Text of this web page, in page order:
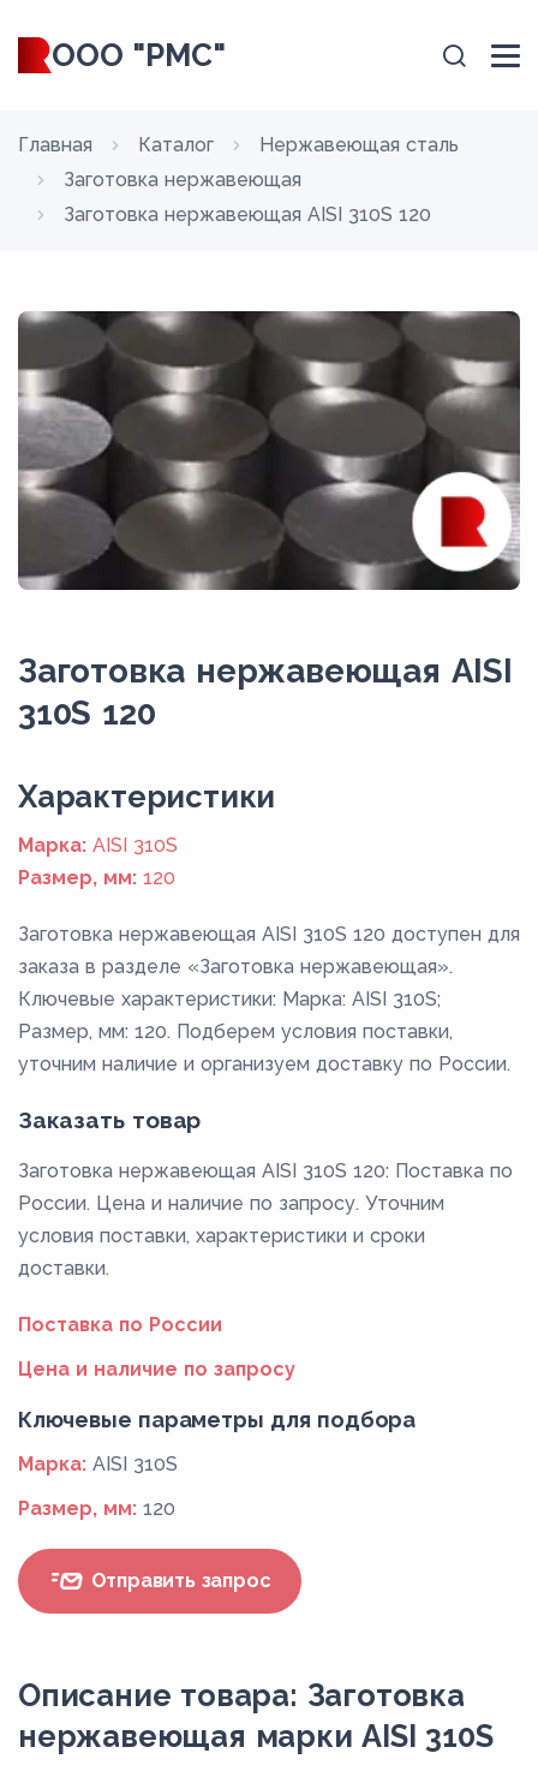
ООО "РМС"
Главная Каталог
Нержавеющая сталь
Заготовка нержавеющая
Заготовка нержавеющая AISI 310S 120
Заготовка нержавеющая AISI
310S 120
Xарактеристики
Марка: AISI 310S
Размер, мм: 120
Заготовка нержавеющая AISI 310S 120 доступен для
заказа в разделе «Заготовка нержавеющая».
Ключевые характеристики: Марка: AISI 310S;
Размер, мм: 120. Подберем условия поставки,
уточним наличие и организуем доставку по России.
Заказать товар
Заготовка нержавеющая AISI 310S 120: Поставка по
России. Цена и наличие по запросу. Уточним
условия поставки, характеристики и сроки
доставки.
Поставка по России
Цена и наличие по запросу
Ключевые параметры для подбора
Марка: AISI 310S
Размер, мм: 120
Отправить запрос
Описание товара: Заготовка
нержавеющая марки AISI 310S